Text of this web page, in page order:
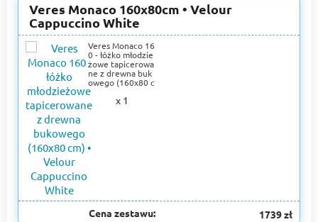
Veres Monaco 160x80cm • Velour
Cappuccino White
Veres Monaco 16
0 - łóżko młodzie
żowe tapicerowa
ne z drewna buk
owego (160x80 c
m) • Velour Capp
uccino White
x 1
Cena zestawu: 1739 zł